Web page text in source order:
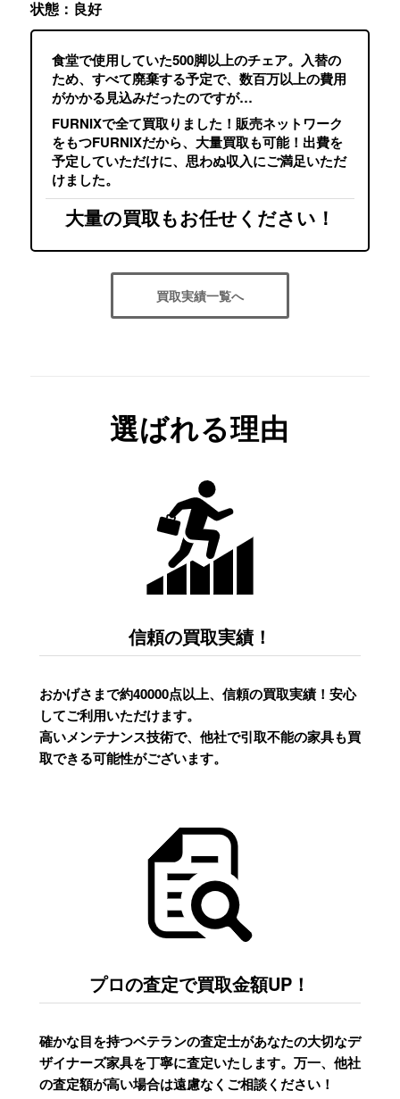
状態：良好
食堂で使用していた500脚以上のチェア。入替の
ため、すべて廃棄する予定で、数百万以上の費用
がかかる見込みだったのですが…
FURNIXで全て買取りました！販売ネットワーク
をもつFURNIXだから、大量買取も可能！出費を
予定していただけに、思わぬ収入にご満足いただ
けました。
大量の買取もお任せください！
買取実績一覧へ
選ばれる理由
信頼の買取実績！
おかげさまで約40000点以上、信頼の買取実績！安心
してご利用いただけます。
高いメンテナンス技術で、他社で引取不能の家具も買
取できる可能性がございます。
プロの査定で買取金額UP！
確かな目を持つベテランの査定士があなたの大切なデ
ザイナーズ家具を丁寧に査定いたします。万一、他社
の査定額が高い場合は遠慮なくご相談ください！